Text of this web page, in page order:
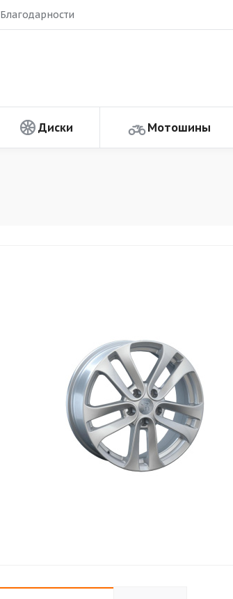
Благодарности
Диски Мотошины